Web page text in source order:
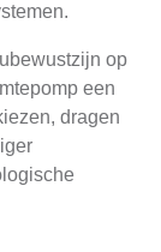
op
een
dragen